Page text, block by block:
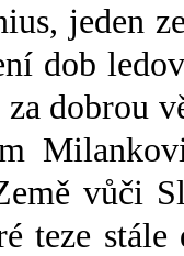
jeden
dob
dobrou
vůči
teze